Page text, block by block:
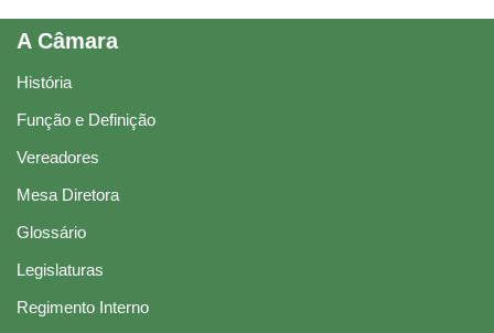
A Câmara
História
Função e Definição
Vereadores
Mesa Diretora
Glossário
Legislaturas
Regimento Interno